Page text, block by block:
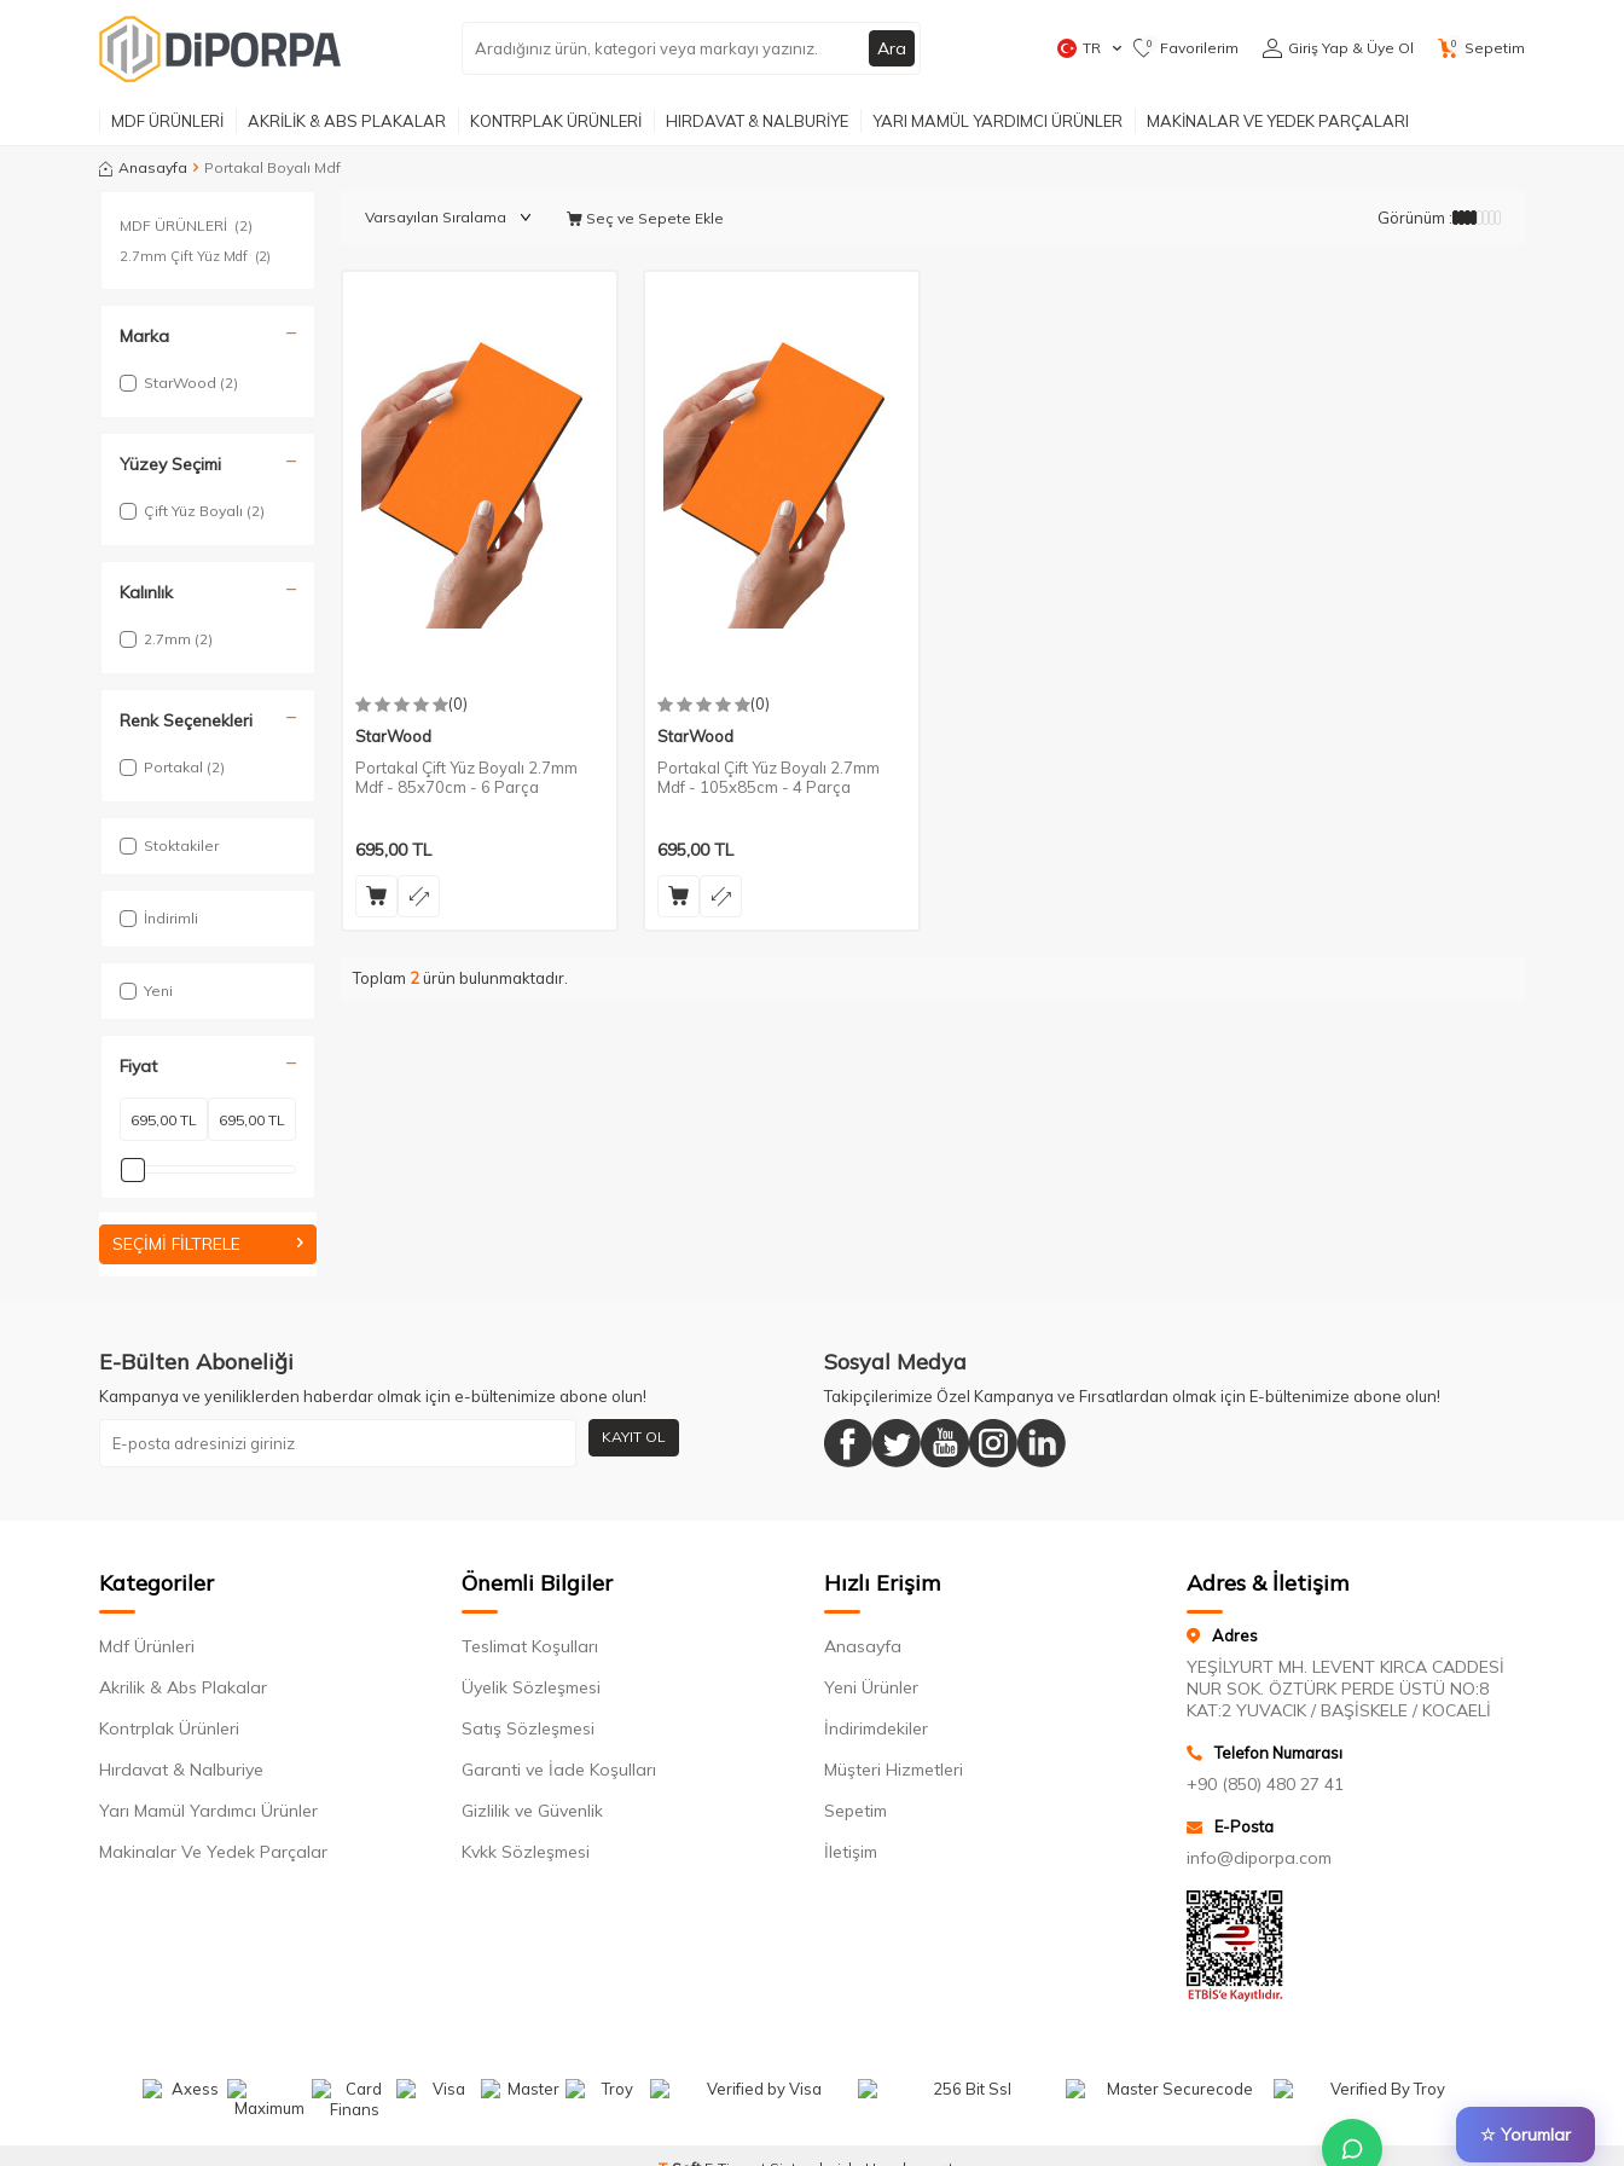
☆ Yorumlar
Ara TR 0 Favorilerim Giriş Yap & Üye Ol 0 Sepetim
MDF ÜRÜNLERİ AKRİLİK & ABS PLAKALAR KONTRPLAK ÜRÜNLERİ HIRDAVAT & NALBURİYE YARI MAMÜL YARDIMCI ÜRÜNLER MAKİNALAR VE YEDEK PARÇALARI
Anasayfa Portakal Boyalı Mdf
MDF ÜRÜNLERİ (2)
2.7mm Çift Yüz Mdf (2)
Marka
StarWood (2)
Yüzey Seçimi
Çift Yüz Boyalı (2)
Kalınlık
2.7mm (2)
Renk Seçenekleri
Portakal (2)
Stoktakiler
İndirimli
Yeni
Fiyat
SEÇIMI FILTRELE
Seç ve Sepete Ekle Görünüm :
(0)
StarWood
Portakal Çift Yüz Boyalı 2.7mm
Mdf - 85x70cm - 6 Parça
695,00TL
(0)
StarWood
Portakal Çift Yüz Boyalı 2.7mm
Mdf - 105x85cm - 4 Parça
695,00TL
Toplam 2ürün bulunmaktadır.
E-Bülten Aboneliği
Kampanya ve yeniliklerden haberdar olmak için e-bültenimize abone olun!
KAYIT OL
Sosyal Medya
Takipçilerimize Özel Kampanya ve Fırsatlardan olmak için E-bültenimize abone olun!
Kategoriler
Mdf Ürünleri
Akrilik & Abs Plakalar
Kontrplak Ürünleri
Hırdavat & Nalburiye
Yarı Mamül Yardımcı Ürünler
Makinalar Ve Yedek Parçalar
Önemli Bilgiler
Teslimat Koşulları
Üyelik Sözleşmesi
Satış Sözleşmesi
Garanti ve İade Koşulları
Gizlilik ve Güvenlik
Kvkk Sözleşmesi
Hızlı Erişim
Anasayfa
Yeni Ürünler
İndirimdekiler
Müşteri Hizmetleri
Sepetim
İletişim
Adres & İletişim
Adres
YEŞİLYURT MH. LEVENT KIRCA CADDESİ
NUR SOK. ÖZTÜRK PERDE ÜSTÜ NO:8
KAT:2 YUVACIK / BAŞİSKELE / KOCAELİ
Telefon Numarası
+90 (850) 480 27 41
E-Posta
info@diporpa.com